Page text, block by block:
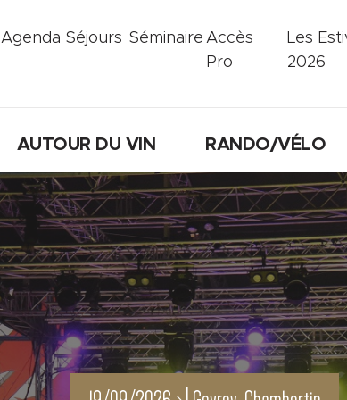
Agenda Séjours Séminaire Accès
Pro
Les
2026
AUTOUR DU VIN RANDO/VÉLO